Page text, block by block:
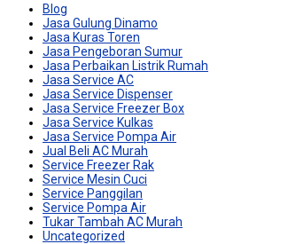
Blog
Jasa Gulung Dinamo
Jasa Kuras Toren
Jasa Pengeboran Sumur
Jasa Perbaikan Listrik Rumah
Jasa Service AC
Jasa Service Dispenser
Jasa Service Freezer Box
Jasa Service Kulkas
Jasa Service Pompa Air
Jual Beli AC Murah
Service Freezer Rak
Service Mesin Cuci
Service Panggilan
Service Pompa Air
Tukar Tambah AC Murah
Uncategorized